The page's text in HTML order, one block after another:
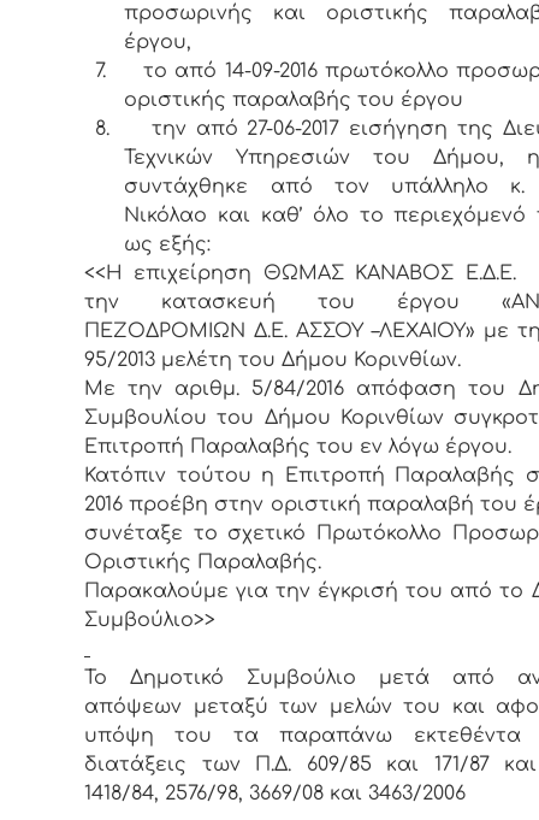
προσωρινής και οριστικής
έργου,
7.
το από 14-09-2016 πρωτόκολλο
οριστικής παραλαβής του έργου
8.
την από 27-06-2017 εισήγηση της
Τεχνικών Υπηρεσιών του Δήμου,
συντάχθηκε από τον υπάλληλο κ.
Νικόλαο και καθ’ όλο το περιεχόμενό
ως εξής:
<<Η επιχείρηση ΘΩΜΑΣ ΚΑΝΑΒΟΣ Ε.Δ.Ε.
την κατασκευή του έργου
ΠΕΖΟΔΡΟΜΙΩΝ Δ.Ε. ΑΣΣΟΥ –ΛΕΧΑΙΟΥ» με
95/2013 μελέτη του Δήμου Κορινθίων.
Με την αριθμ. 5/84/2016 απόφαση του
Συμβουλίου του Δήμου Κορινθίων
Επιτροπή Παραλαβής του εν λόγω έργου.
Κατόπιν τούτου η Επιτροπή Παραλαβής
2016 προέβη στην οριστική παραλαβή του
συνέταξε το σχετικό Πρωτόκολλο
Οριστικής Παραλαβής.
Παρακαλούμε για την έγκρισή του από το
Συμβούλιο>>
Το Δημοτικό Συμβούλιο μετά από
απόψεων μεταξύ των μελών του και
υπόψη του τα παραπάνω εκτεθέντα
διατάξεις των Π.Δ. 609/85 και 171/87
1418/84, 2576/98, 3669/08 και 3463/2006